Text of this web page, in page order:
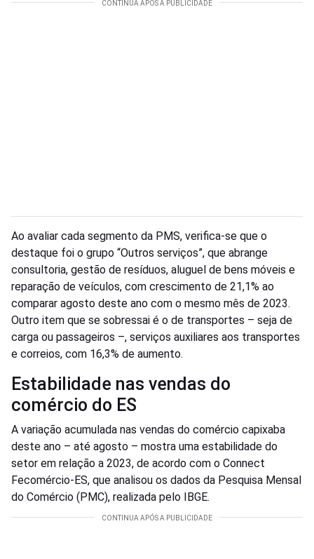
Ao avaliar cada segmento da PMS, verifica-se que o
destaque foi o grupo “Outros serviços”, que abrange
consultoria, gestão de resíduos, aluguel de bens móveis e
reparação de veículos, com crescimento de 21,1% ao
comparar agosto deste ano com o mesmo mês de 2023.
Outro item que se sobressai é o de transportes – seja de
carga ou passageiros –, serviços auxiliares aos transportes
e correios, com 16,3% de aumento.
Estabilidade nas vendas do
comércio do ES
A variação acumulada nas vendas do comércio capixaba
deste ano – até agosto – mostra uma estabilidade do
setor em relação a 2023, de acordo com o Connect
Fecomércio-ES, que analisou os dados da Pesquisa Mensal
do Comércio (PMC), realizada pelo IBGE.